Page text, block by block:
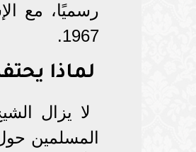
رسميًا، مع
1967.
لماذا
لا يزال
المسلمين